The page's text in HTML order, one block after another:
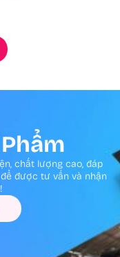
chất lượng cao, đáp
được tư vấn và nhận